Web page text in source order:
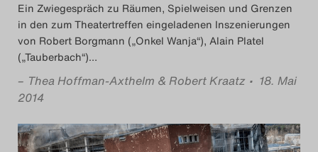
Das Theatertreffen-Blog
2017
Das Theatertreffen-Blog
2018
Ein Zwiegespräch zu Räumen, Spielweisen und Grenzen
in den zum Theatertreffen eingeladenen Inszenierungen
von Robert Borgmann („Onkel Wanja“), Alain Platel
(„Tauberbach“)…
– Thea Hoffman-Axthelm & Robert Kraatz • 18. Mai
2014